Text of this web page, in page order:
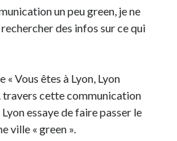
quoi ? #52
à Lyon
ma vélorution toute personnelle
j’ai opéré ma vélorution toute
un peu green, je ne
rechercher des infos sur ce qui
Vous êtes à Lyon, Lyon
travers cette communication
essaye de faire passer le
ville « green ».